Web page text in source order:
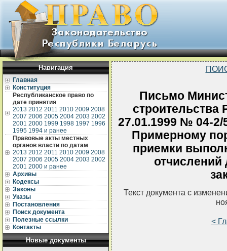
Навигация
Главная
Конституция
Республиканское право по
дате принятия
2013 2012 2011 2010 2009 2008
2007 2006 2005 2004 2003 2002
2001 2000 1999 1998 1997 1996
1995 1994 и ранее
Правовые акты местных
органов власти по датам
2013 2012 2011 2010 2009 2008
2007 2006 2005 2004 2003 2002
2001 2000 и ранее
Архивы
Кодексы
Законы
Указы
Постановления
Поиск документа
Полезные ссылки
Контакты
Новые документы
Письмо
строительства
27.01.1999 № 04-
Примерному
приемки
Текст документа с
<